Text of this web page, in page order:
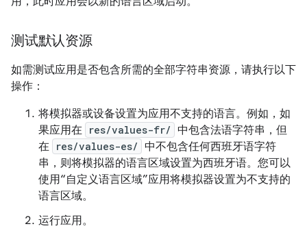
测试默认资源
如需测试应用是否包含所需的全部字符串资源，请执行以下
操作：
将模拟器或设备设置为应用不支持的语言。例如，如
果应用在 res/values-fr/ 中包含法语字符串，但
在 res/values-es/ 中不包含任何西班牙语字符
串，则将模拟器的语言区域设置为西班牙语。您可以
使用“自定义语言区域”应用将模拟器设置为不支持的
语言区域。
运行应用。